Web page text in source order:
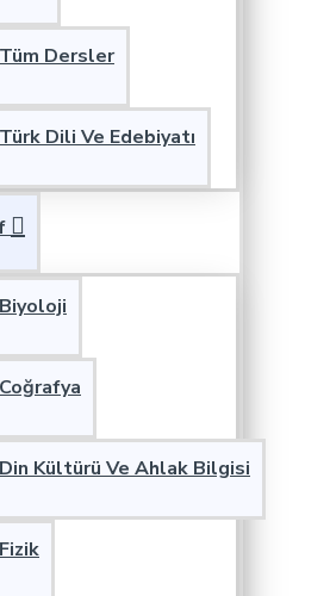
Tüm Dersler
Türk Dili Ve Edebiyatı
Biyoloji
Coğrafya
Din Kültürü Ve Ahlak Bilgisi
Fizik